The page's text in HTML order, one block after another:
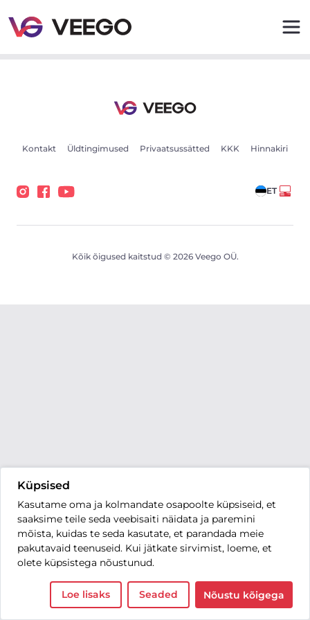
Küpsised
Kasutame oma ja kolmandate osapoolte küpsiseid, et
saaksime teile seda veebisaiti näidata ja paremini
mõista, kuidas te seda kasutate, et parandada meie
pakutavaid teenuseid. Kui jätkate sirvimist, loeme, et
olete küpsistega nõustunud.
Loe lisaks Seaded Nõustu kõigega
Kontakt Üldtingimused Privaatsussätted KKK Hinnakiri
ET
Kõik õigused kaitstud © 2026 Veego OÜ.